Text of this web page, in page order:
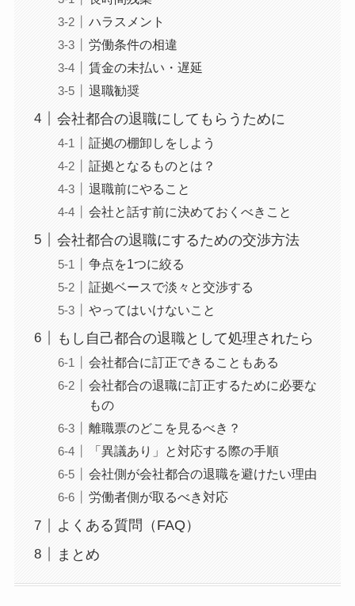
ハラスメント
労働条件の相違
賃金の未払い・遅延
退職勧奨
会社都合の退職にしてもらうために
証拠の棚卸しをしよう
証拠となるものとは？
退職前にやること
会社と話す前に決めておくべきこと
会社都合の退職にするための交渉方法
争点を1つに絞る
証拠ベースで淡々と交渉する
やってはいけないこと
もし自己都合の退職として処理されたら
会社都合に訂正できることもある
会社都合の退職に訂正するために必要な
もの
離職票のどこを見るべき？
「異議あり」と対応する際の手順
会社側が会社都合の退職を避けたい理由
労働者側が取るべき対応
よくある質問（FAQ）
まとめ